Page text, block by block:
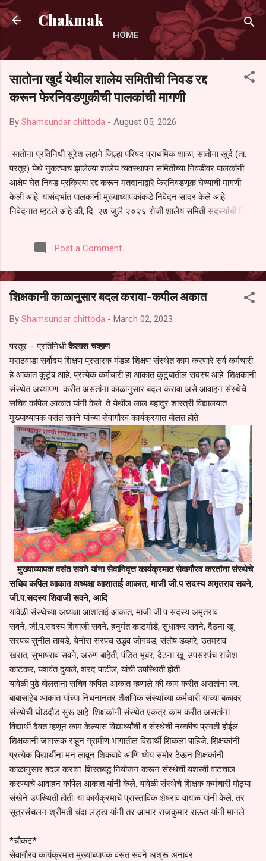
Skip to main content
Chakmak
HOME
सातोना खुर्द येथील शालेय समितीची निवड रद्द
करून फेरनिवडणुकीची पालकांची मागणी
By Shamsundar chittoda - August 05, 2026
सातोना प्रतिनिधी सुरेश लहाने जिल्हा परिषद प्राथमिक शाळा, सातोना खुर्द (ता.
परतूर) येथे नुकत्याच झालेल्या शालेय व्यवस्थापन समितीच्या निवडीवर पालकांनी
आक्षेप घेत निवड प्रक्रिया रद्द करून मतदानाद्वारे फेरनिवडणूक घेण्याची मागणी
केली आहे. यासंदर्भात पालकांनी मुख्याध्यापकांकडे निवेदन सादर केले आहे.
निवेदनात म्हटले आहे की, दि. २७ जुलै २०२६ रोजी शालेय समिती सदस्यांची निवड
पालकांना देण्यात आली नसल्याने मोठ्या संख्येने पालक बैठकीस उपस्थित राहू शकले
नाहीत. तसेच सर्व पालकांना विश्वासात न घेता निवड प्रक्रिया पूर्ण करण्यात
करण्यात यावी आणि सर्व पालकांच्या उपस्थितीत मतदान पद्धतीने शालेय समितीची
फेरनिवडणूक घेण्यात यावी, अशी मागणी पालकांनी केली आहे. या निवेदनाच्या प्रती
परतूर यांनाही पाठविण्यात आल्या असून प्रशासन याबाबत काय निर्णय घेते, याकडे
पालकांचे लक्ष लागले आहे. या न...
Post a Comment
शिक्षकानी काळानुसार बदल करावा-कपील अकात
By Shamsundar chittoda - March 02, 2023
परतूर – प्रतिनिधीकैलाश चव्हाण
मराठवाडा सर्वोदय शिक्षण प्रसारक मंडळ शिक्षण संस्थेत काम करणारे सर्व कर्मचारी
हे आकात कुटुंब आहे. प्रत्येक कर्मचारी हा आकात कुटुंबातील सदस्य आहे. शिक्षकांनी
संस्थेत अध्यापण करीत असतांना काळानुसार बदल करावा असे आवाहन संस्थेचे
सचिव कपिल आकात यांनी केले. ते येथील लाल बहादुर शास्त्री विद्यालयात
मुख्याध्यापक वसंत सवने यांच्या सेवागौरव कार्यक्रमात बोलत होते.
...मुख्याध्यापक वसंत सवने यांना सेवानिवृत्त कार्यक्रमात सेवागौरव करतांना संस्थेचे
सचिव कपिल आकात अध्यक्षा आशाताई आकात, माजी जी.प सदस्य अमृतराव सवने,
जी.प.सदस्य शिवाजी सवने, आदि
यावेळी संस्थेच्या अध्यक्षा आशाताई आकात, माजी जी.प सदस्य अमृतराव
सवने, जी.प.सदस्य शिवाजी सवने, हनुमंत काटमोडे, सुधाकर सवने, दैठना खू.
सरपंच सुनील तायडे, येनोरा सरपंच उद्धव जोगदंड, संतोष डव्हारे, उतमराव
खरात, सुभाषराव सवने, अरुण बाहेती, पंडित भूबर, दैठना खू. उपसरपंच राजेश
काटकर, यशवंत दुबाले, शरद पाटील, यांची उपस्थिती होती.
यावेळी पुढे बोलतांना सचिव कपिल आकात म्हणाले की काम करीत असतांना स्व.
बाबासाहेब आकात यांच्या निधनानंतर शैक्षणिक संस्थांच्या कर्मचारी यांच्या बळावर
संस्थेची घोडदौड सुरू आहे. शिक्षकांनी संस्थेत एकत्र काम करीत असतांना
विद्यार्थी दैवत म्हणून काम केल्यास विद्यार्थ्यांची व संस्थेची नक्कीच प्रगती होईल.
शिक्षकांनी जागरूक राहून ग्रामीण भागातील विद्यार्थी शिकला पाहिजे. शिक्षकांनी
प्रत्येक विद्यार्थीना मन लावून शिकवावे आणि ध्येय समोर ठेऊन शिक्षकांनी
काळानुसार बदल करावा. शिस्तबद्ध नियोजन करून संस्थेची यशस्वी वाटचाल
करण्याचे आवाहन कपिल आकात यांनी केले. यावेळी संस्थेचे शिक्षक कर्मचारी मोठ्या
संखेने उपस्थिती होती. या कार्यक्रमाचे प्रास्ताविक शेषराव वायाळ यांनी केले. तर
सूत्रसंचलन श्रीमती चंदा लड्डा यांनी तर आभार राजकुमार राऊत यांनी मानले.
*चौकट*
सेवागौरव कार्यक्रमात मुख्याध्यापक वसंत सवने अश्रू अनावर